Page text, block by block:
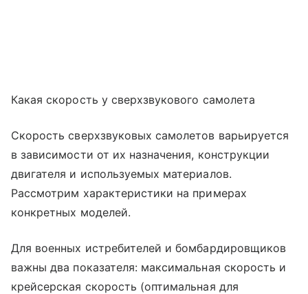
Какая скорость у сверхзвукового самолета
Скорость сверхзвуковых самолетов варьируется
в зависимости от их назначения, конструкции
двигателя и используемых материалов.
Рассмотрим характеристики на примерах
конкретных моделей.
Для военных истребителей и бомбардировщиков
важны два показателя: максимальная скорость и
крейсерская скорость (оптимальная для